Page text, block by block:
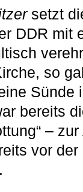
setzt
DDR mit
so
Sünde
bereits
–
vor